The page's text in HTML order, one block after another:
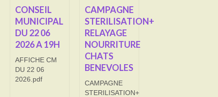
Cimetière
Culte
Correspondants de presse
LE BRULAGE DES VEGETAUX
DECHETS VERTS
CONSEIL
MUNICIPAL
DU 22 06
2026 A 19H
AFFICHE CM
DU 22 06
2026.pdf
CAMPAGNE
STERILISATION+
RELAYAGE
NOURRITURE
CHATS
BENEVOLES
CAMPAGNE
STERILISATION+